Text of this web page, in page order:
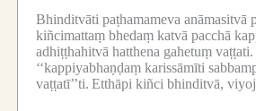
Bhinditvāti paṭhamameva anāmasitvā
kiñcimattaṃ bhedaṃ katvā pacchā
adhiṭṭhahitvā hatthena gahetuṃ vaṭṭati.
‘‘kappiyabhaṇḍaṃ karissāmīti
vaṭṭatī’’ti. Etthāpi kiñci bhinditvā,